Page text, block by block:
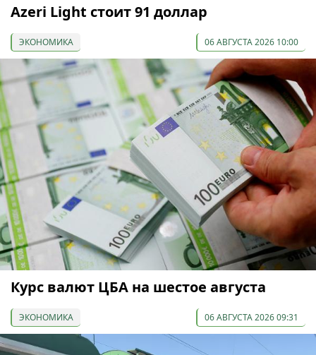
Azeri Light стоит 91 доллар
ЭКОНОМИКА 06 АВГУСТА 2026 10:00
Курс валют ЦБА на шестое августа
ЭКОНОМИКА 06 АВГУСТА 2026 09:31